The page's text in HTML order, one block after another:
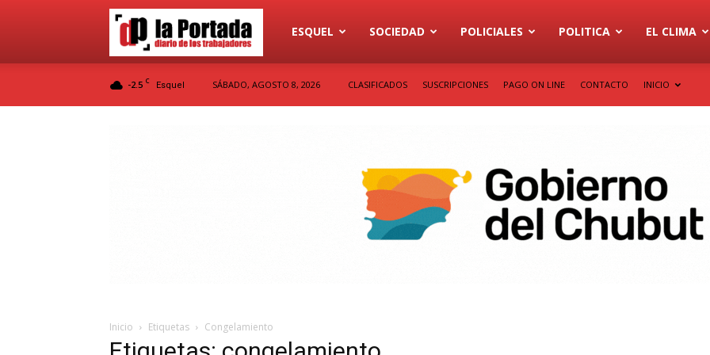
Diario
ESQUEL SOCIEDAD POLICIALES POLITICA EL CLIMA
-2.5 C Esquel SÁBADO, AGOSTO 8, 2026 CLASIFICADOS SUSCRIPCIONES PAGO ON LINE CONTACTO INICIO
Inicio Etiquetas Congelamiento